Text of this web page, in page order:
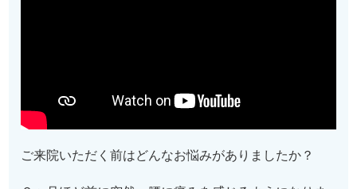
ご来院いただく前はどんなお悩みがありましたか？